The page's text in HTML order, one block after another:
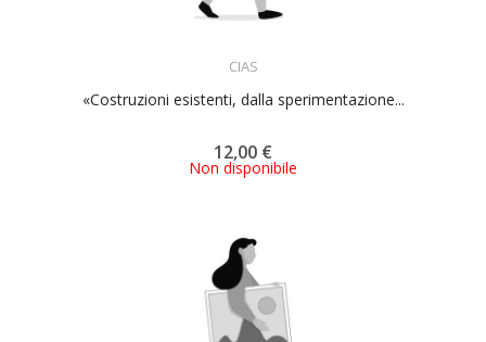
CIAS
«Costruzioni esistenti, dalla sperimentazione...
12,00 €
Non disponibile